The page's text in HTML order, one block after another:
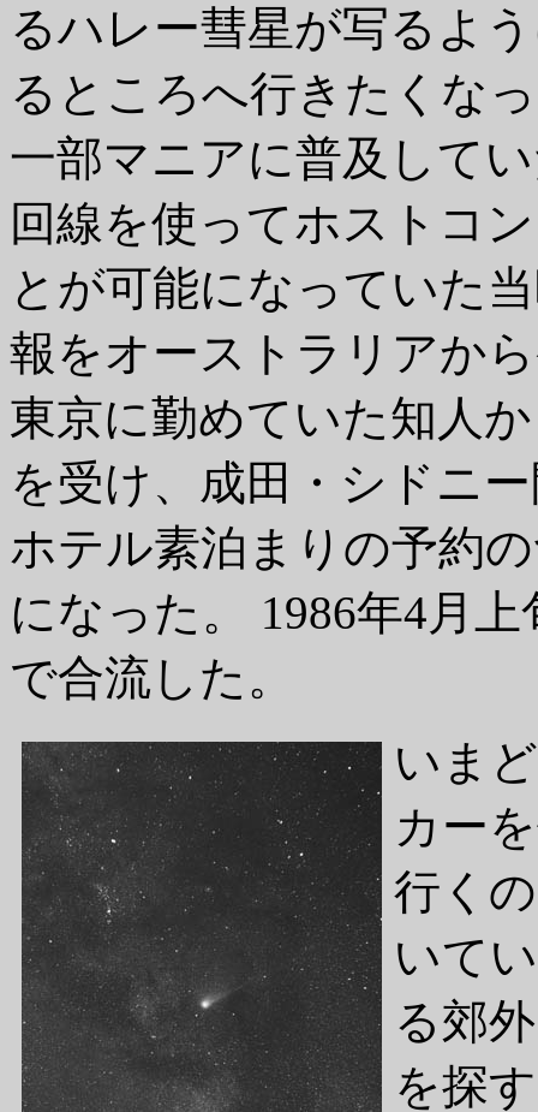
るハレー彗星が写るよ
るところへ行きたくな
一部マニアに普及して
回線を使ってホストコ
とが可能になっていた
報をオーストラリアか
東京に勤めていた知人
を受け、成田・シドニ
ホテル素泊まりの予約
になった。 1986年4月
で合流した。
いま
カー
行く
いて
る郊
を探